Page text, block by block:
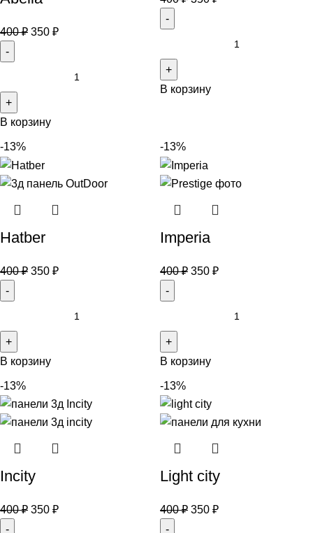
400₽ 350 ₽
В корзину
В корзину
-13%
Hatber
400₽ 350 ₽
В корзину
-13%
Imperia
400₽ 350 ₽
В корзину
-13%
Incity
400₽ 350 ₽
-13%
Light city
400₽ 350 ₽